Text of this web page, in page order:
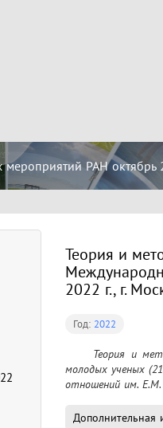
РАН октябрь
Теория и
2022 г., г.
Год: 2022
молодых ученых
отношений им. Е.М.